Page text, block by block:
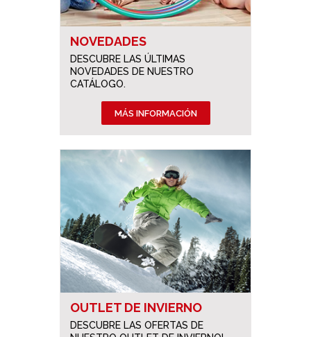
NOVEDADES
DESCUBRE LAS ÚLTIMAS
NOVEDADES DE NUESTRO
CATÁLOGO.
MÁS INFORMACIÓN
OUTLET DE INVIERNO
DESCUBRE LAS OFERTAS DE